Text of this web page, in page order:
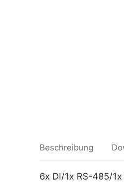
Beschreibung
6x DI/1x RS-485/